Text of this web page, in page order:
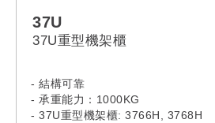
37U
37U重型機架櫃
- 結構可靠
- 承重能力：1000KG
- 37U重型機架櫃: 3766H, 3768H